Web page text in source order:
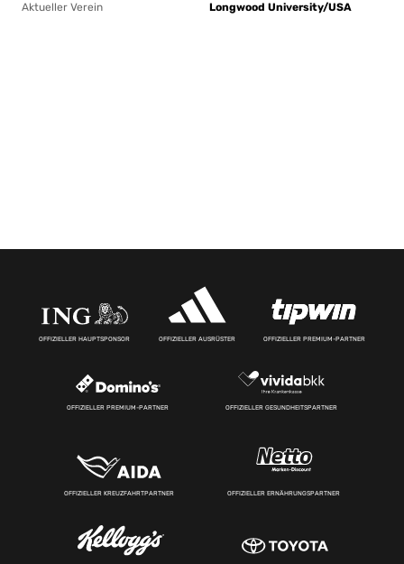
Aktueller Verein
Longwood University/USA
OFFIZIELLER HAUPTSPONSOR OFFIZIELLER AUSRÜSTER OFFIZIELLER PREMIUM-PARTNER
OFFIZIELLER PREMIUM-PARTNER OFFIZIELLER GESUNDHEITSPARTNER
OFFIZIELLER KREUZFAHRTPARTNER OFFIZIELLER ERNÄHRUNGSPARTNER